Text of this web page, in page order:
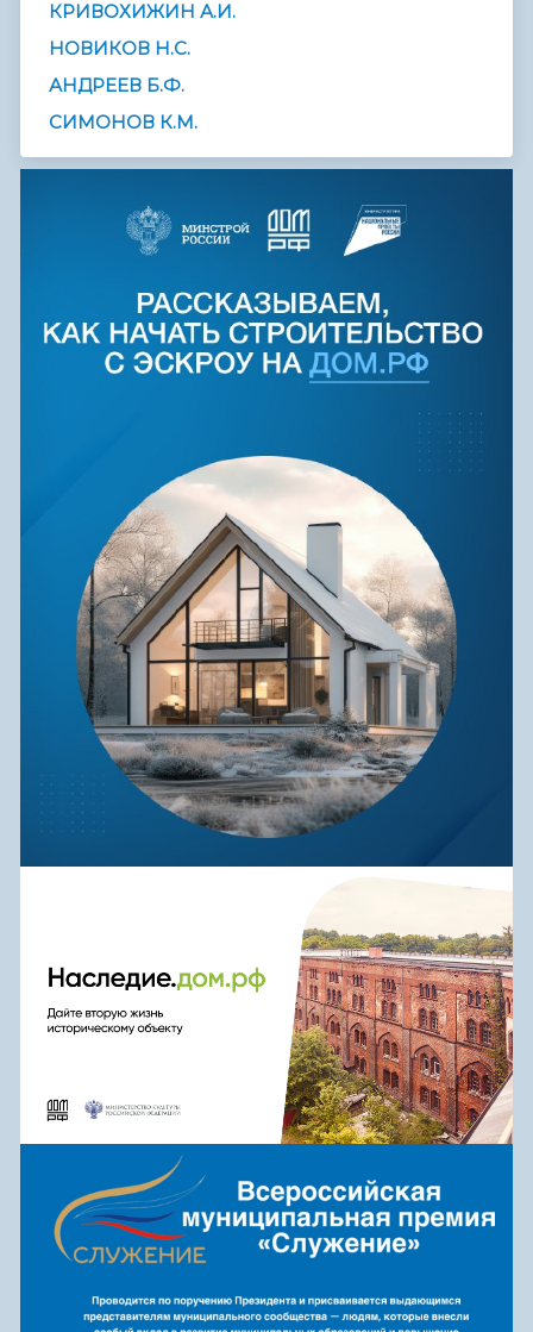
КРИВОХИЖИН А.И.
НОВИКОВ Н.С.
АНДРЕЕВ Б.Ф.
СИМОНОВ К.М.